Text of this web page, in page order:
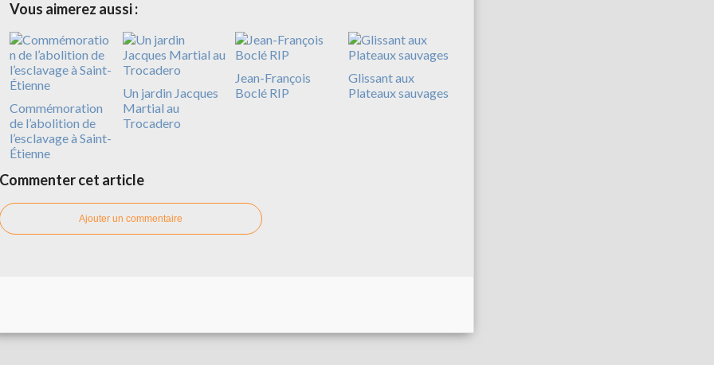
Vous aimerez aussi :
Commémoration
de l’abolition de
l’esclavage à Saint-
Étienne
Un jardin Jacques
Martial au
Trocadero
Jean-François
Boclé RIP
Glissant aux
Plateaux sauvages
Commenter cet article
Ajouter un commentaire